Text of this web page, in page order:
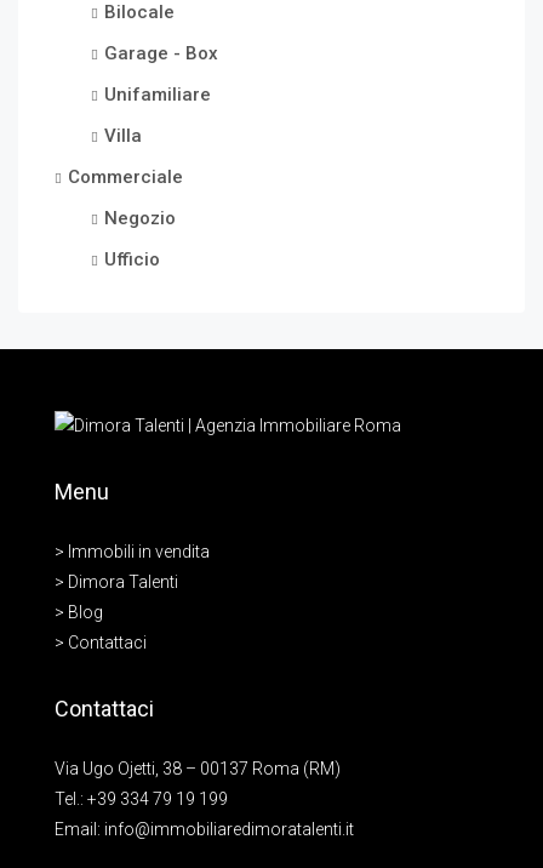
Bilocale
Garage - Box
Unifamiliare
Villa
Commerciale
Negozio
Ufficio
Menu
> Immobili in vendita
> Dimora Talenti
> Blog
> Contattaci
Contattaci
Via Ugo Ojetti, 38 – 00137 Roma (RM)
Tel.: +39 334 79 19 199
Email: info@immobiliaredimoratalenti.it